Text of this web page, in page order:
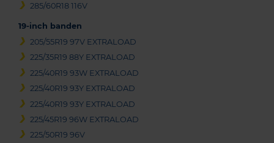
285/60R18 116V
19-inch banden
205/55R19 97V EXTRALOAD
225/35R19 88Y EXTRALOAD
225/40R19 93W EXTRALOAD
225/40R19 93Y EXTRALOAD
225/40R19 93Y EXTRALOAD
225/45R19 96W EXTRALOAD
225/50R19 96V